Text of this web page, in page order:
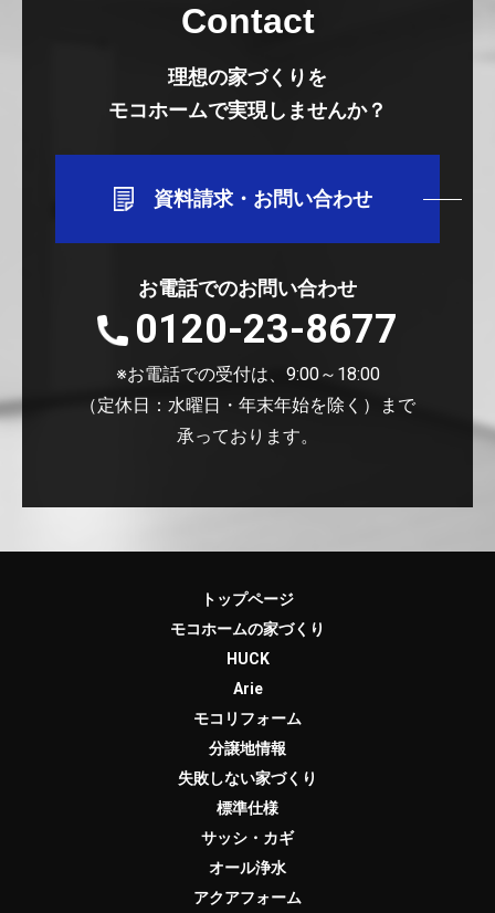
Contact
理想の家づくりを
モコホームで実現しませんか？
資料請求・お問い合わせ
お電話でのお問い合わせ
0120-23-8677
※お電話での受付は、9:00～18:00
（定休日：水曜日・年末年始を除く）まで
承っております。
トップページ
モコホームの家づくり
HUCK
Arie
モコリフォーム
分譲地情報
失敗しない家づくり
標準仕様
サッシ・カギ
オール浄水
アクアフォーム